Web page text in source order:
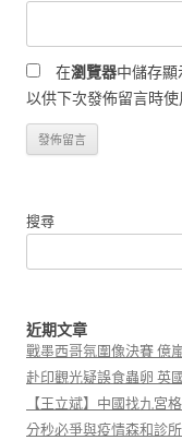
在瀏覽器中儲存
以供下次發佈留言時使
搜尋
近期文章
戰墨西哥氛圍像決賽 億
赴印觀光疑誤食蟲卵 英
【王立斌】中國找九宮
分秒必爭與疫情森和診